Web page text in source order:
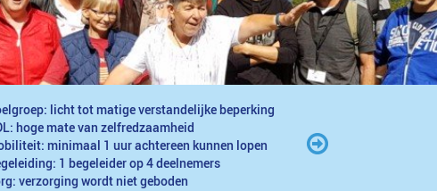
licht tot matige verstandelijke beperking
hoge mate van zelfredzaamheid
minimaal 1 uur achtereen kunnen lopen
1 begeleider op 4 deelnemers
verzorging wordt niet geboden